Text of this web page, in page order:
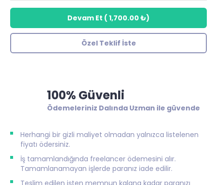
Devam Et (1,700.00 ₺)
Özel Teklif İste
100% Güvenli
Ödemeleriniz Dalında Uzman ile güvende
Herhangi bir gizli maliyet olmadan yalnızca listelenen
fiyatı ödersiniz.
İş tamamlandığında freelancer ödemesini alır.
Tamamlanamayan işlerde paranız iade edilir.
Teslim edilen işten memnun kalana kadar paranızı